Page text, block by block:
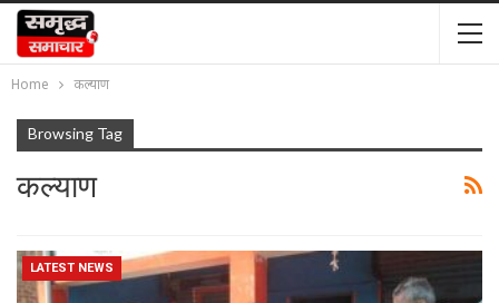
Home कल्याण
Browsing Tag
कल्याण
LATEST NEWS